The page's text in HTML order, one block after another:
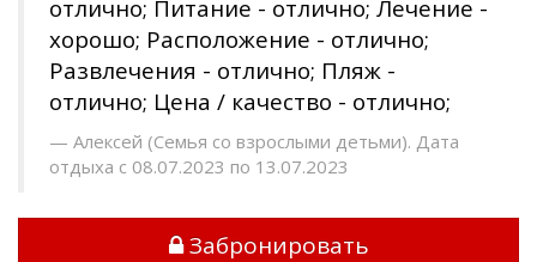
отлично; Питание - отлично; Лечение -
хорошо; Расположение - отлично;
Развлечения - отлично; Пляж -
отлично; Цена / качество - отлично;
Алексей (Семья со взрослыми детьми). Дата
отдыха с 08.07.2023 по 13.07.2023
Забронировать